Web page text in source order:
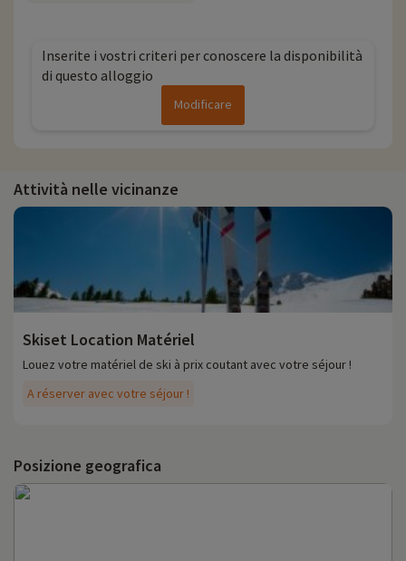
Inserite i vostri criteri per conoscere la disponibilità
di questo alloggio
Modificare
Attività nelle vicinanze
Skiset Location Matériel
A réserver avec votre séjour !
Louez votre matériel de ski à prix coutant avec votre séjour !
Posizione geografica